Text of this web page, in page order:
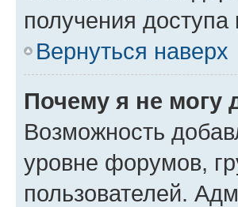
получения
Вернуться наверх
Почему я не могу
Возможность
уровне форумов,
пользователей.